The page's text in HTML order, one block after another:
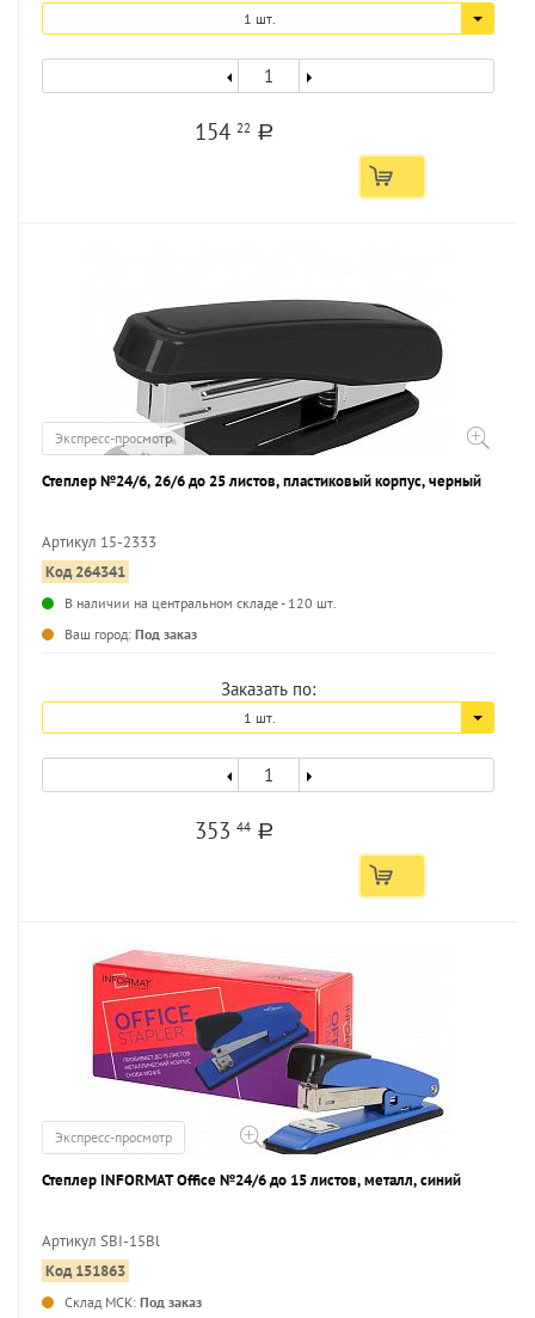
1 шт.
15422 a
Экспресс-просмотр
Степлер №24/6, 26/6 до 25 листов, пластиковый корпус, черный
Артикул 15-2333
Код 264341
В наличии на центральном складе - 120 шт.
Ваш город: Под заказ
Заказать по:
1 шт.
35344 a
Экспресс-просмотр
Степлер INFORMAT Office №24/6 до 15 листов, металл, синий
Артикул SBI-15Bl
Код 151863
Склад МСК: Под заказ